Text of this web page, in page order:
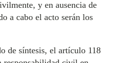
y en ausencia de
a cabo el acto serán los
de síntesis, el artículo 118